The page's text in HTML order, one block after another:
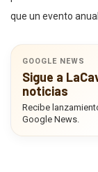
que un evento anual.
GOOGLE NEWS
Sigue a
noticias
Recibe
Google News.